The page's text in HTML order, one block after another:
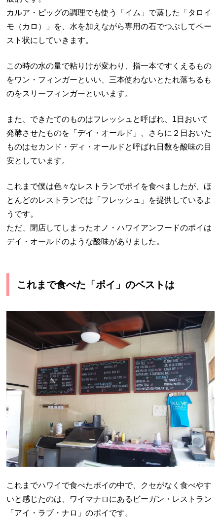
カルア・ピッグの調理でも使う「イム」で蒸した「タロイ
モ（カロ）」を、水を加えながら専用の石でつぶしてペー
スト状にしていきます。
この時の水の量で粘りけが変わり、指一本ですくえるもの
をワン・フィンガーといい、三本使わないとたれ落ちるも
のをスリーフィンガーといいます。
また、できたてのものはフレッシュと呼ばれ、1日おいて
発酵させたものを「デイ・オールド」、さらに２日おいた
ものはセカンド・ディ・オールドと呼ばれ日数を酸味の目
安としています。
これまで僕は色々なレストランでポイを食べましたが、ほ
とんどのレストランでは「フレッシュ」を提供しているよ
うです。
ただ、閉店してしまったオノ・ハワイアンフードのポイは
デイ・オールドのような酸味がありました。
これまで食べた「ポイ」のベストは
これまでハワイで食べたポイの中で、クセがなく食べやす
いと感じたのは、ワイマナロにあるビーガン・レストラン
「アイ・ラブ・ナロ」のポイです。